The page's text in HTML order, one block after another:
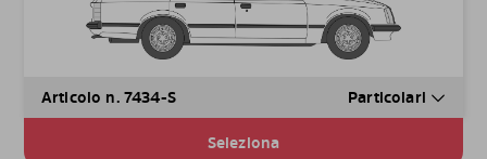
Articolo n. 7434-S Particolari
Seleziona